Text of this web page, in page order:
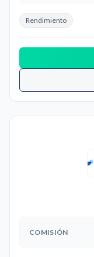
Rendimiento
COMISIÓN